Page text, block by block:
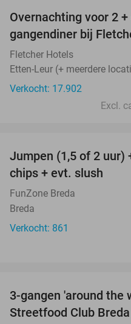
Overnachting voor 2
gangendiner bij
Fletcher Hotels
Etten-Leur (+ meerdere
Verkocht: 17.902
Excl.
Jumpen (1,5 of 2 uur)
chips + evt. slush
FunZone Breda
Breda
Verkocht: 861
3-gangen 'around the
Streetfood Club Breda